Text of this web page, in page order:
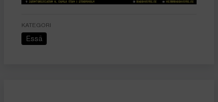
KATEGORI
Essä